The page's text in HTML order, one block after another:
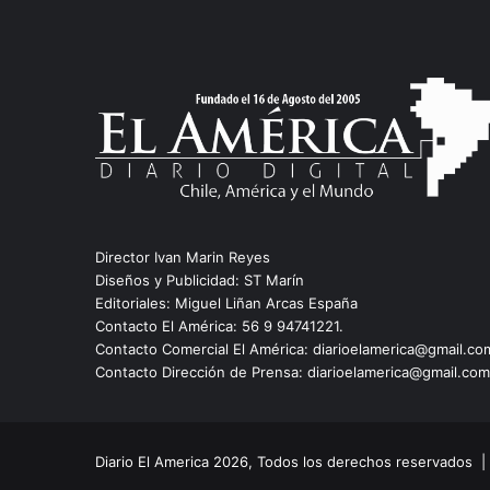
Director Ivan Marin Reyes
Diseños y Publicidad: ST Marín
Editoriales: Miguel Liñan Arcas España
Contacto El América: 56 9 94741221.
Contacto Comercial El América:
Contacto Dirección de Prensa: diarioelamerica@gmail.com
Diario El America 2026, Todos los derechos reservados